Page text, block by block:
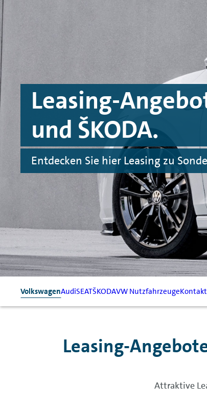
Leasing-
und ŠKODA.
Entdecken Sie hier Leasing zu
VolkswagenAudiSEATŠKODAVW NutzfahrzeugeKontakt
Leasing-
Attraktive